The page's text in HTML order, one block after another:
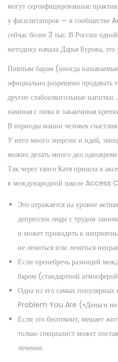
могут сертифицированные
у фасилитаторов — в
сейчас более 3 тыс. В России
методику начала Дарья Бурова,
Пивным барам (иногда
официально разрешено продавать
другие слабоалкогольные
начиная с пива и заканчивая
В периоды мании человек
У него много энергии и идей,
можно делать много дел
Так через танго Катя пришла к
в международной школе Access
Это отражается на уровне
депрессии люди с трудом
и может приводить к
не лечиться или лечиться
Если пренебречь разницей
баром (стандартной
Одна из его самых
Problem You Are («Деньги не
Если это беспокоит, мешает
только специалист может
лечение.